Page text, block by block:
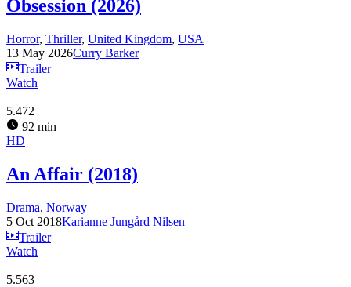
Obsession (2026)
Horror, Thriller, United Kingdom, USA
13 May 2026Curry Barker
Trailer
Watch
5.472
92 min
HD
An Affair (2018)
Drama, Norway
5 Oct 2018Karianne Jungård Nilsen
Trailer
Watch
5.563